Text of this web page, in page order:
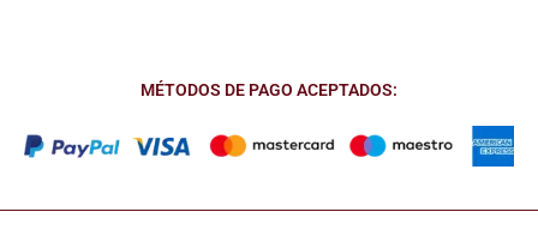
MÉTODOS DE PAGO ACEPTADOS: